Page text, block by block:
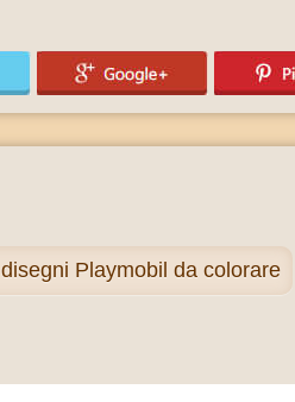
disegni Playmobil da colorare